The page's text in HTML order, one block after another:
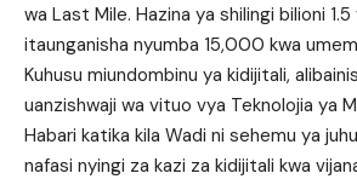
wa Last Mile. Hazina ya shilingi bilioni
itaunganisha nyumba 15,000 kwa
Kuhusu miundombinu ya kidijitali,
uanzishwaji wa vituo vya Teknolojia ya
Habari katika kila Wadi ni sehemu ya
nafasi nyingi za kazi za kidijitali kwa